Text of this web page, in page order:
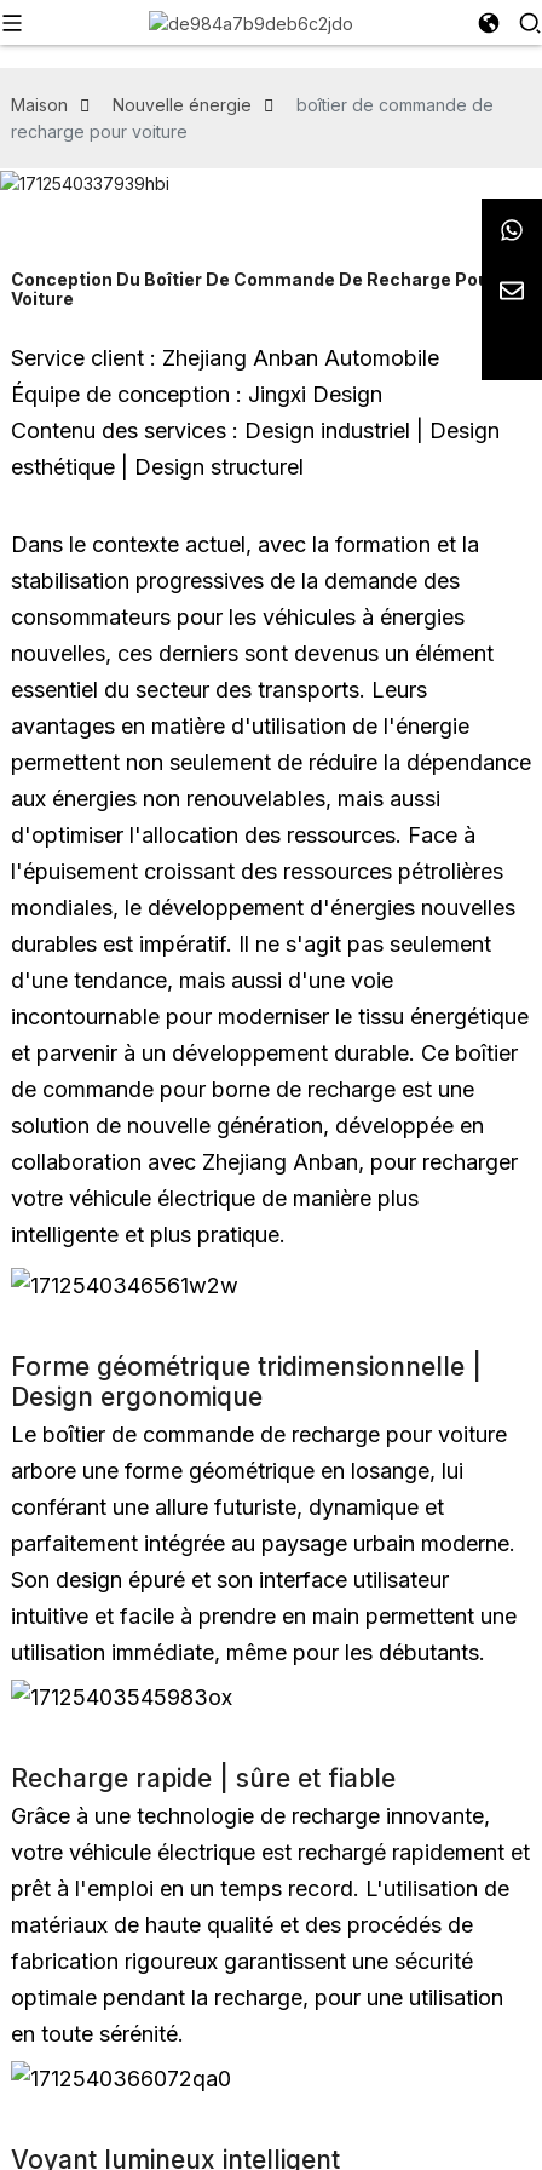
Maison Nouvelle énergie
boîtier de commande de
recharge pour voiture
Conception Du Boîtier De Commande De Recharge Pour
Voiture
Service client : Zhejiang Anban Automobile
Équipe de conception : Jingxi Design
Contenu des services : Design industriel | Design
esthétique | Design structurel
Dans le contexte actuel, avec la formation et la
stabilisation progressives de la demande des
consommateurs pour les véhicules à énergies
nouvelles, ces derniers sont devenus un élément
essentiel du secteur des transports. Leurs
avantages en matière d'utilisation de l'énergie
permettent non seulement de réduire la dépendance
aux énergies non renouvelables, mais aussi
d'optimiser l'allocation des ressources. Face à
l'épuisement croissant des ressources pétrolières
mondiales, le développement d'énergies nouvelles
durables est impératif. Il ne s'agit pas seulement
d'une tendance, mais aussi d'une voie
incontournable pour moderniser le tissu énergétique
et parvenir à un développement durable. Ce boîtier
de commande pour borne de recharge est une
solution de nouvelle génération, développée en
collaboration avec Zhejiang Anban, pour recharger
votre véhicule électrique de manière plus
intelligente et plus pratique.
Forme géométrique tridimensionnelle |
Design ergonomique
Le boîtier de commande de recharge pour voiture
arbore une forme géométrique en losange, lui
conférant une allure futuriste, dynamique et
parfaitement intégrée au paysage urbain moderne.
Son design épuré et son interface utilisateur
intuitive et facile à prendre en main permettent une
utilisation immédiate, même pour les débutants.
Recharge rapide | sûre et fiable
Grâce à une technologie de recharge innovante,
votre véhicule électrique est rechargé rapidement et
prêt à l'emploi en un temps record. L'utilisation de
matériaux de haute qualité et des procédés de
fabrication rigoureux garantissent une sécurité
optimale pendant la recharge, pour une utilisation
en toute sérénité.
Voyant lumineux intelligent